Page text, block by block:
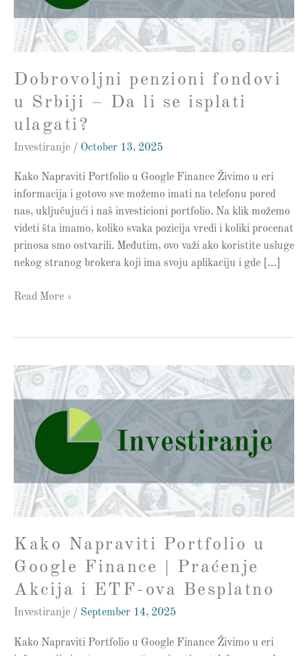
Dobrovoljni penzioni fondovi
u Srbiji – Da li se isplati
ulagati?
Investiranje / October 13, 2025
Kako Napraviti Portfolio u Google Finance Živimo u eri
informacija i gotovo sve možemo imati na telefonu pored
nas, uključujući i naš investicioni portfolio. Na klik možemo
videti šta imamo, koliko svaka pozicija vredi i koliki procenat
prinosa smo ostvarili. Međutim, ovo važi ako koristite usluge
nekog stranog brokera koji ima svoju aplikaciju i gde […]
se
ulagati?
Read More »
Kako Napraviti Portfolio u
Google Finance | Praćenje
Akcija i ETF-ova Besplatno
Investiranje / September 14, 2025
Kako Napraviti Portfolio u Google Finance Živimo u eri
Kako
Napraviti
Google
Finance
Praćenje
Akcija
ETF-
ova
Besplatno